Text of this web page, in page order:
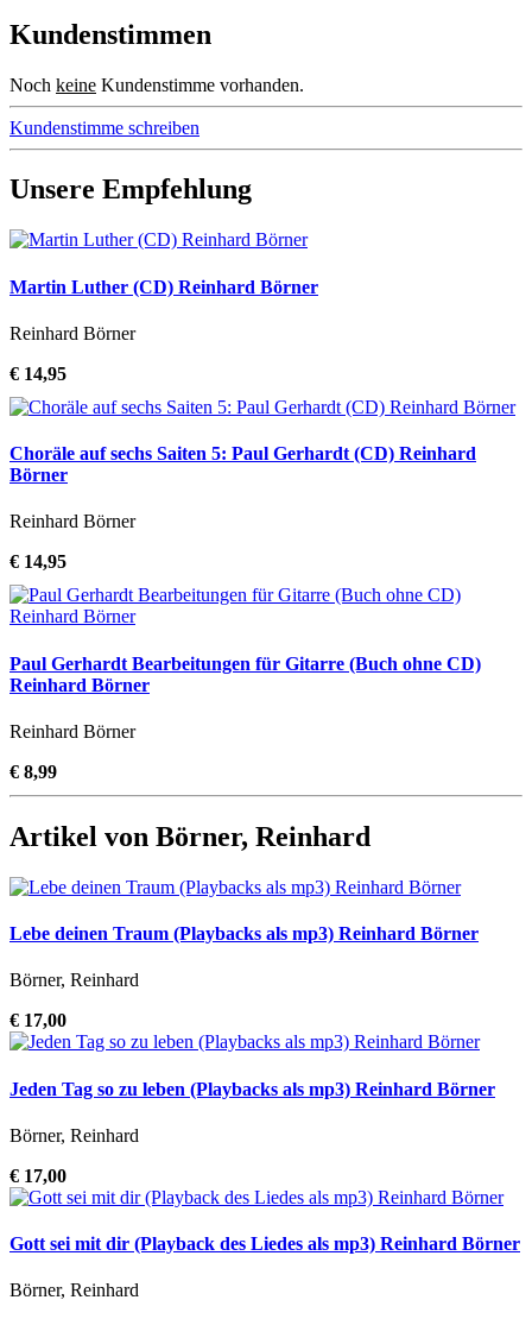
Kundenstimmen
Noch keine Kundenstimme vorhanden.
Kundenstimme schreiben
Unsere Empfehlung
Martin Luther (CD) Reinhard Börner
Reinhard Börner
€ 14,95
Choräle auf sechs Saiten 5: Paul Gerhardt (CD) Reinhard
Börner
Reinhard Börner
€ 14,95
Paul Gerhardt Bearbeitungen für Gitarre (Buch ohne CD)
Reinhard Börner
Reinhard Börner
€ 8,99
Artikel von Börner, Reinhard
Lebe deinen Traum (Playbacks als mp3) Reinhard Börner
Börner, Reinhard
€ 17,00
Jeden Tag so zu leben (Playbacks als mp3) Reinhard Börner
Börner, Reinhard
€ 17,00
Gott sei mit dir (Playback des Liedes als mp3) Reinhard Börner
Börner, Reinhard